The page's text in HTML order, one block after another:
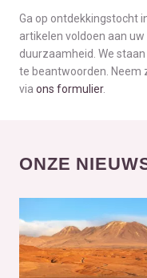
Ga op ontdekkingstocht
artikelen voldoen aan
duurzaamheid. We
te beantwoorden. Neem
via ons formulier.
ONZE